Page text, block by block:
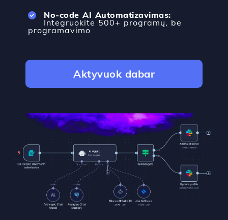
No-code AI Automatizavimas:
Integruokite 500+ programų, be
programavimo
Aktyvuok dabar